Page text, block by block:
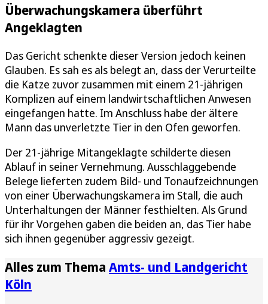
Überwachungskamera überführt
Angeklagten
Das Gericht schenkte dieser Version jedoch keinen
Glauben. Es sah es als belegt an, dass der Verurteilte
die Katze zuvor zusammen mit einem 21-jährigen
Komplizen auf einem landwirtschaftlichen Anwesen
eingefangen hatte. Im Anschluss habe der ältere
Mann das unverletzte Tier in den Ofen geworfen.
Der 21-jährige Mitangeklagte schilderte diesen
Ablauf in seiner Vernehmung. Ausschlaggebende
Belege lieferten zudem Bild- und Tonaufzeichnungen
von einer Überwachungskamera im Stall, die auch
Unterhaltungen der Männer festhielten. Als Grund
für ihr Vorgehen gaben die beiden an, das Tier habe
sich ihnen gegenüber aggressiv gezeigt.
Alles zum Thema Amts- und Landgericht
Köln